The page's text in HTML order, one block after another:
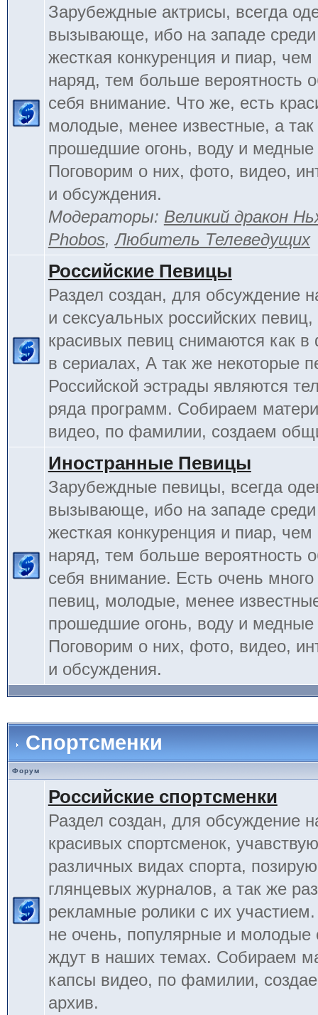
Зарубеждные актрисы, всегда
вызывающе, ибо на западе среди
жесткая конкуренция и пиар, чем
наряд, тем больше вероятность
себя внимание. Что же, есть
молодые, менее известные, а
прошедшие огонь, воду и медные
Поговорим о них, фото, видео,
и обсуждения.
Модераторы: Великий дракон
Phobos,Любитель Телеведущих
Российские Певицы
Раздел создан, для обсуждение
и сексуальных российских
красивых певиц снимаются как
в сериалах, А так же некоторые
Российской эстрады являются
ряда программ. Собираем
видео, по фамилии, создаем
Иностранные Певицы
Зарубеждные певицы, всегда
вызывающе, ибо на западе среди
жесткая конкуренция и пиар, чем
наряд, тем больше вероятность
себя внимание. Есть очень
певиц, молодые, менее
прошедшие огонь, воду и медные
Поговорим о них, фото, видео,
и обсуждения.
Спортсменки
Форум
Российские спортсменки
Раздел создан, для обсуждение
красивых спортсменок,
различных видах спорта,
глянцевых журналов, а так же
рекламные ролики с их
не очень, популярные и молодые
ждут в наших темах. Собираем
капсы видео, по фамилии,
архив.